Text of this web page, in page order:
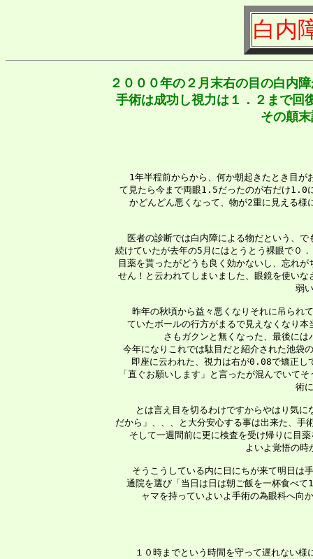
白内
２０００年の２月末右の目の白内
手術は成功し視力は１．２まで回
その顛
1年半程前からから、何か朝起きたとき目が
て見たら今まで両眼1.5だったのが右だけ1.0
かどんどん悪くなって、物が2重に見える様
医者の診断では白内障による物だという、で
続けていたが去年の5月にはとうとう裸眼で０
目薬を貰ったがどうも良く効かないし、忘れ
せん！と云われてしまいました、眼鏡を使い
弱
昨年の秋頃から益々悪くなりそれに吊られ
ていたボールの行方がまるで見えなくなり
さもガクンと無くなった、最後に
今年になりこれでは駄目だと紹介された池袋
即座に云われた、視力は右が0.08で矯正
「直ぐお願いします」と言ったが混んでいて
術
とは言え目を切るわけですからやはり気に
だから」、、、と大分安心する事は出来た、手
そして一週間前に更に検査を受け帰りに目
よいよ覚悟の時
そうこうしている内に日にちが来て明日は
通院を選び「当日は日は朝ご飯を一杯食べ
ャマを持っていよいよ手術の為眼科へ向
１０時までという時間を守って遅れない様